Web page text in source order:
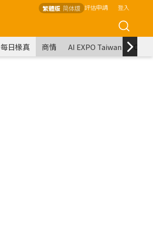
繁體版 简体版 評估申請 登入
每日椽真 商情 AI EXPO Taiwan